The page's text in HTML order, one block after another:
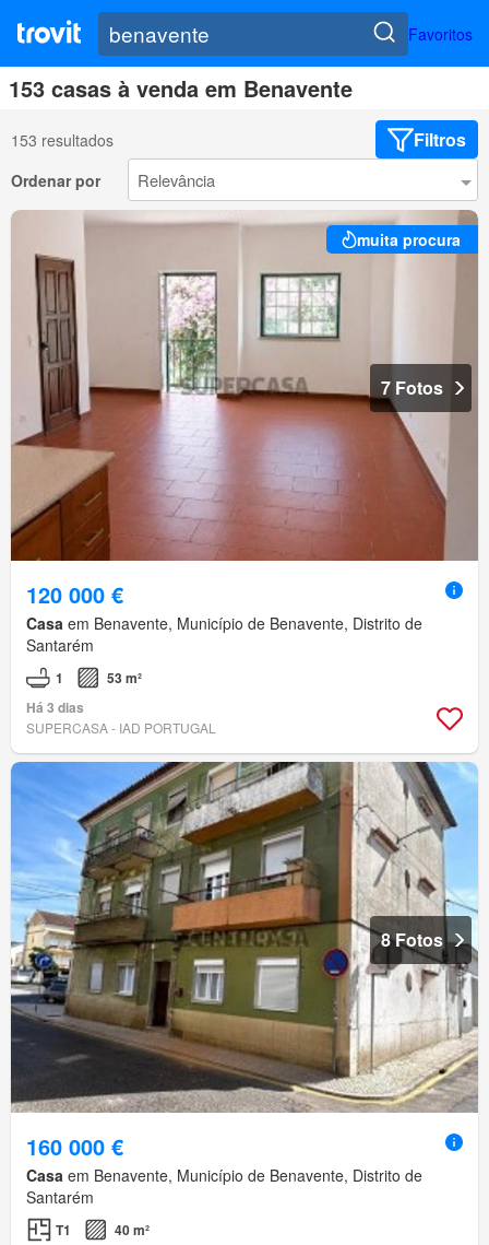
Favoritos
153 casas à venda em Benavente
153 resultados Filtros
Ordenar por
muita procura
7 Fotos
120 000 €
Casa em Benavente, Município de Benavente, Distrito de
Santarém
1
53 m²
Há 3 dias
SUPERCASA - IAD PORTUGAL
8 Fotos
160 000 €
Casa em Benavente, Município de Benavente, Distrito de
Santarém
T1
40 m²